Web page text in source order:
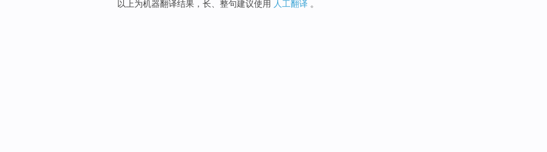
以上为机器翻译结果，长、整句建议使用 人工翻译 。